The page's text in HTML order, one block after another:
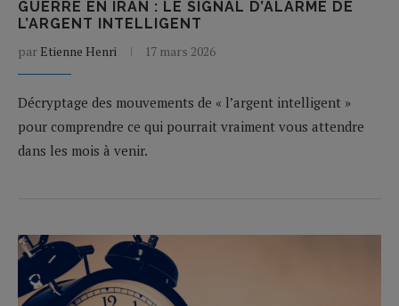
GUERRE EN IRAN : LE SIGNAL D’ALARME DE
L’ARGENT INTELLIGENT
par Etienne Henri 17 mars 2026
Décryptage des mouvements de « l’argent intelligent »
pour comprendre ce qui pourrait vraiment vous attendre
dans les mois à venir.